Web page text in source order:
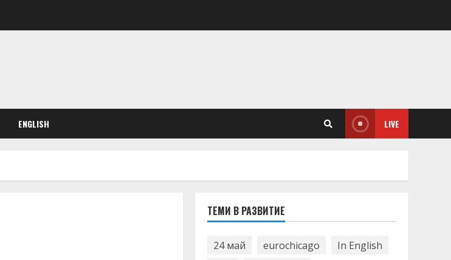
ENGLISH LIVE
ТЕМИ В РАЗВИТИЕ
24 май eurochicago
In English